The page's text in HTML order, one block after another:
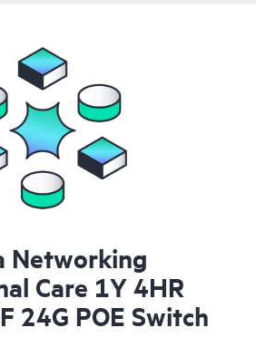
Networking
Care 1Y 4HR
24G POE Switch